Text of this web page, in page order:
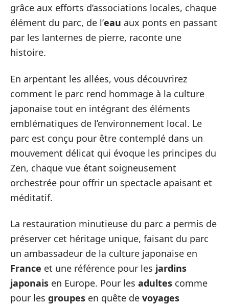
grâce aux efforts d’associations locales, chaque
élément du parc, de l’eau aux ponts en passant
par les lanternes de pierre, raconte une
histoire.
En arpentant les allées, vous découvrirez
comment le parc rend hommage à la culture
japonaise tout en intégrant des éléments
emblématiques de l’environnement local. Le
parc est conçu pour être contemplé dans un
mouvement délicat qui évoque les principes du
Zen, chaque vue étant soigneusement
orchestrée pour offrir un spectacle apaisant et
méditatif.
La restauration minutieuse du parc a permis de
préserver cet héritage unique, faisant du parc
un ambassadeur de la culture japonaise en
France et une référence pour les jardins
japonais en Europe. Pour les adultes comme
pour les groupes en quête de voyages